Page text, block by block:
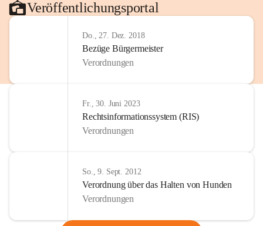
Veröffentlichungsportal
Do., 27. Dez. 2018
Bezüge Bürgermeister
Verordnungen
Fr., 30. Juni 2023
Rechtsinformationssystem (RIS)
Verordnungen
So., 9. Sept. 2012
Verordnung über das Halten von Hunden
Verordnungen